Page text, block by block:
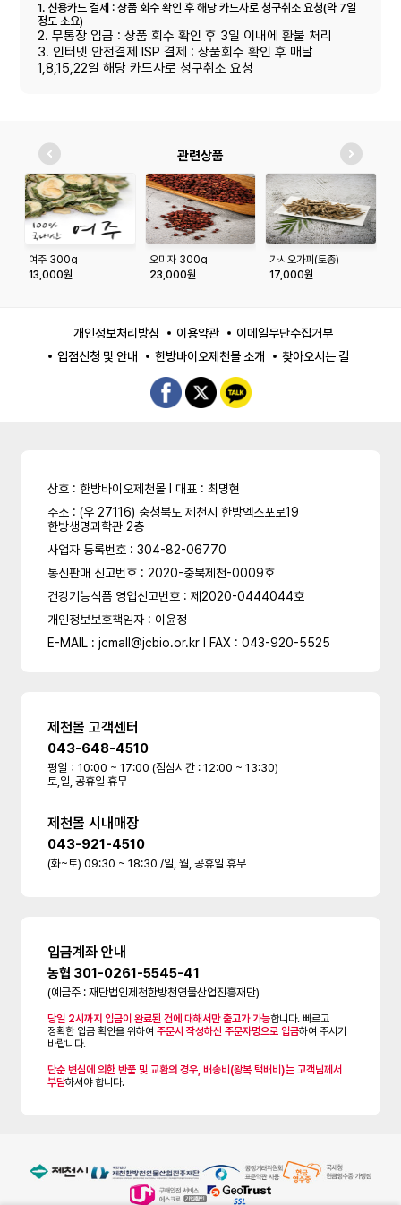
1. 신용카드 결제 : 상품 회수 확인 후 해당 카드사로 청구취소 요청(약 7일
정도 소요)
2. 무통장 입금 : 상품 회수 확인 후 3일 이내에 환불 처리
3. 인터넷 안전결제 ISP 결제 : 상품회수 확인 후 매달
1,8,15,22일 해당 카드사로 청구취소 요청
관련상품
여주 300g
13,000원
오미자 300g
23,000원
가시오가피(토종)
300g/500g(최상급)
17,000원
개인정보처리방침 이용약관
이메일무단수집거부
입점신청 및 안내
한방바이오제천몰 소개 찾아오시는 길
상호 : 한방바이오제천몰 l 대표 : 최명현
주소 : (우 27116) 충청북도 제천시 한방엑스포로19
한방생명과학관 2층
사업자 등록번호 : 304-82-06770
통신판매 신고번호 : 2020-충북제천-0009호
건강기능식품 영업신고번호 : 제2020-0444044호
개인정보보호책임자 : 이윤정
E-MAIL : jcmall@jcbio.or.kr l FAX : 043-920-5525
제천몰 고객센터
043-648-4510
평일：10:00 ~ 17:00 (점심시간 : 12:00 ~ 13:30)
토,일, 공휴일 휴무
제천몰 시내매장
043-921-4510
(화~토) 09:30 ~ 18:30 /일, 월, 공휴일 휴무
입금계좌 안내
농협 301-0261-5545-41
(예금주 : 재단법인제천한방천연물산업진흥재단)
당일 2시까지 입금이 완료된 건에 대해서만 출고가 가능합니다. 빠르고
정확한 입금 확인을 위하여주문시 작성하신 주문자명으로 입금하여 주시기
바랍니다.
단순 변심에 의한 반품 및 교환의 경우, 배송비(왕복 택배비)는 고객님께서
부담하셔야 합니다.